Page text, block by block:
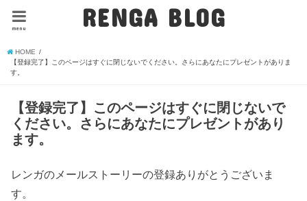
RENGA BLOG
menu
HOME
【登録完了】このページはすぐに閉じないでください。さらにあなたにプレゼントがありま
す。
【登録完了】このページはすぐに閉じないで
ください。さらにあなたにプレゼントがあり
ます。
レンガのメールストーリーの登録ありがとうございま
す。